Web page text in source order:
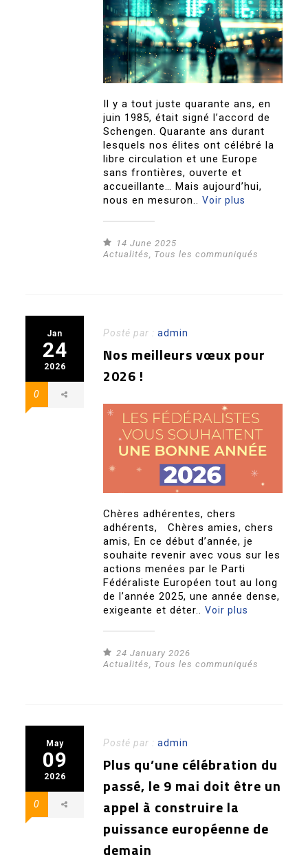
Il y a tout juste quarante ans, en
juin 1985, était signé l’accord de
Schengen. Quarante ans durant
lesquels nos élites ont célébré la
libre circulation et une Europe
sans frontières, ouverte et
accueillante… Mais aujourd’hui,
nous en mesuron..Voir plus
14 June 2025
Actualités
Tous les communiqués
Jan
24
2026
0
Posté par :admin
Nos meilleurs vœux pour
2026 !
Chères adhérentes, chers
adhérents, Chères amies, chers
amis, En ce début d’année, je
souhaite revenir avec vous sur les
actions menées par le Parti
Fédéraliste Européen tout au long
de l’année 2025, une année dense,
exigeante et déter..Voir plus
24 January 2026
Actualités
Tous les communiqués
May
09
2026
0
Posté par :admin
Plus qu’une célébration du
passé, le 9 mai doit être un
appel à construire la
puissance européenne de
demain